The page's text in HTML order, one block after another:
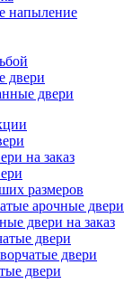
напыление
двери
двери
на заказ
размеров
арочные двери
двери на заказ
двери
двери
двери